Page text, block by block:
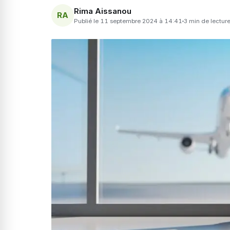
RA Rima Aissanou
Publié le 11 septembre 2024 à 14:41 3 min de lecture